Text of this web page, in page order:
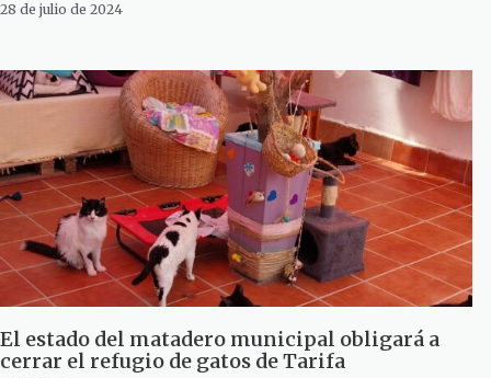
28 de julio de 2024
El estado del matadero municipal obligará a
cerrar el refugio de gatos de Tarifa